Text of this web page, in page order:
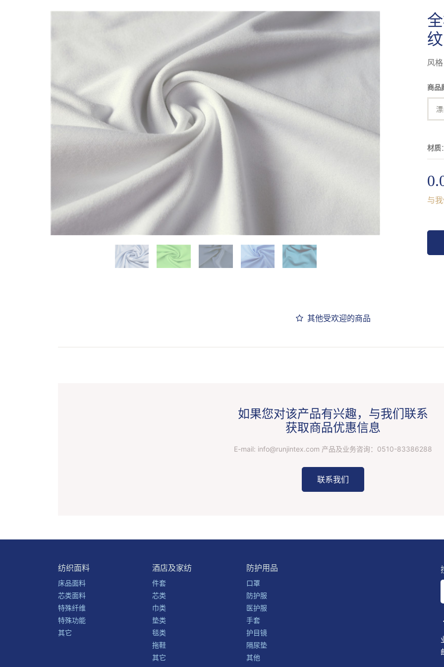
风
商品
材质：
与
其他受欢迎的商品
如果您对该产品有兴趣，与我们联系
获取商品优惠信息
E-mail: info@runjintex.com 产品及业务咨询： 0510-83386288
联系我们
纺织面料
床品面料
芯类面料
特殊纤维
特殊功能
其它
酒店及家纺
件套
芯类
巾类
垫类
毯类
拖鞋
其它
防护用品
口罩
防护服
医护服
手套
护目镜
隔尿垫
其他